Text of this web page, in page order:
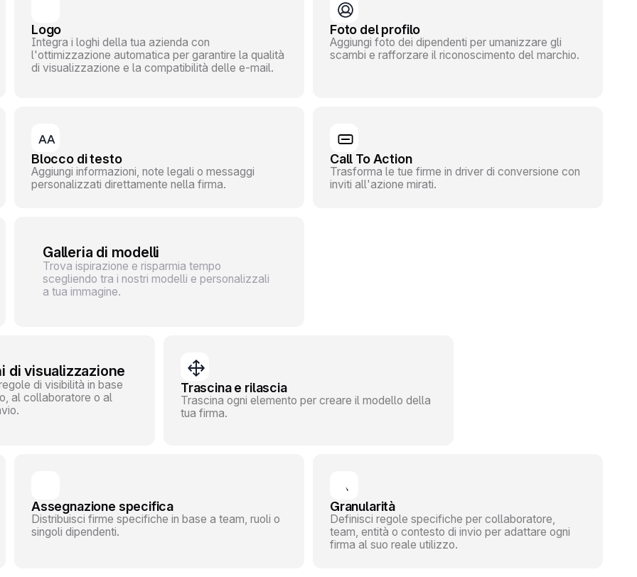
Logo
Integra i loghi della tua azienda con
l'ottimizzazione automatica per garantire la qualità
di visualizzazione e la compatibilità delle e-mail.
Foto del profilo
Aggiungi foto dei dipendenti per umanizzare gli
scambi e rafforzare il riconoscimento del marchio.
Blocco di testo
Aggiungi informazioni, note legali o messaggi
personalizzati direttamente nella firma.
Call To Action
Trasforma le tue firme in driver di conversione con
inviti all'azione mirati.
Galleria di modelli
Trova ispirazione e risparmia tempo
scegliendo tra i nostri modelli e personalizzali
a tua immagine.
di visualizzazione
di visibilità in base
al collaboratore o al
Trascina e rilascia
Trascina ogni elemento per creare il modello della
tua firma.
Assegnazione specifica
Distribuisci firme specifiche in base a team, ruoli o
singoli dipendenti.
Granularità
Definisci regole specifiche per collaboratore,
team, entità o contesto di invio per adattare ogni
firma al suo reale utilizzo.